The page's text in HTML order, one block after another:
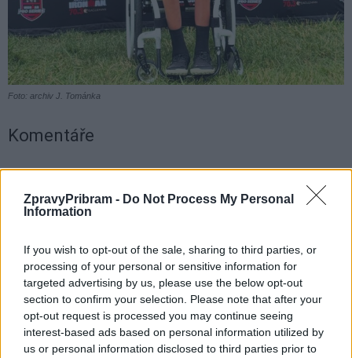
ZpravyPribram - Do Not Process My Personal
Information
If you wish to opt-out of the sale, sharing to third parties, or
processing of your personal or sensitive information for
targeted advertising by us, please use the below opt-out
section to confirm your selection. Please note that after your
opt-out request is processed you may continue seeing
interest-based ads based on personal information utilized by
us or personal information disclosed to third parties prior to
Foto: archiv J. Tománka
Komentáře
TAGY Ironman